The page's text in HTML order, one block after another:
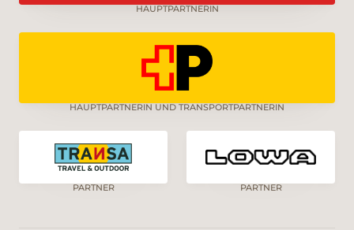
HAUPTPARTNERIN
HAUPTPARTNERIN UND TRANSPORTPARTNERIN
PARTNER PARTNER